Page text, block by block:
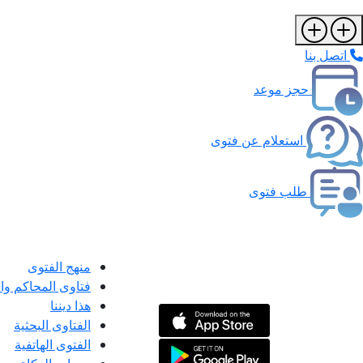
اتصل بنا
حجز موعد
استعلام عن فتوى
طلب فتوى
منهج الفتوى
فتاوى المحاكم
هذا ديننا
الفتاوى البحثية
الفتوى الهاتفية